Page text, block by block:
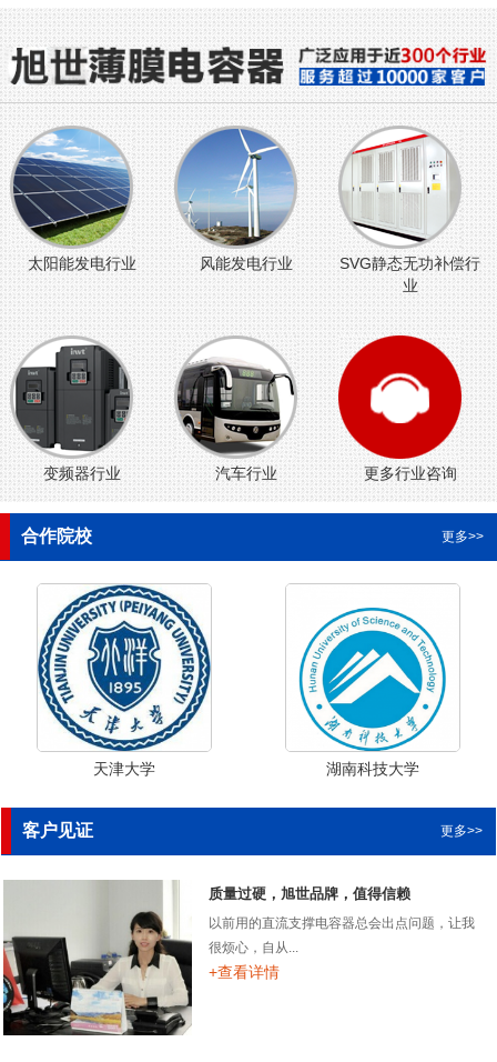
太阳能发电行业 风能发电行业
SVG静态无功补偿行
业
变频器行业 汽车行业 更多行业咨询
合作院校 更多>>
天津大学 湖南科技大学
客户见证 更多>>
质量过硬，旭世品牌，值得信赖
以前用的直流支撑电容器总会出点问题，让我
很烦心，自从...
+查看详情